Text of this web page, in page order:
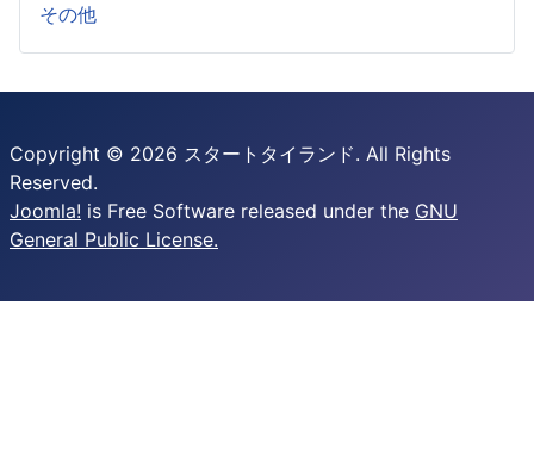
その他
Copyright © 2026 スタートタイランド. All Rights
Reserved.
Joomla! is Free Software released under the GNU
General Public License.